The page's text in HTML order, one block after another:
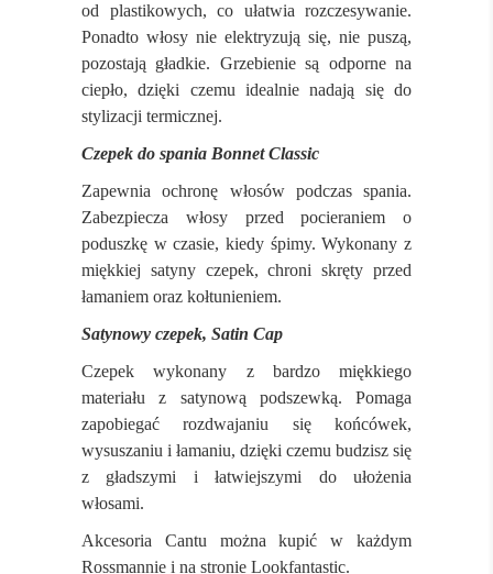
od plastikowych, co ułatwia rozczesywanie.
Ponadto włosy nie elektryzują się, nie puszą,
pozostają gładkie. Grzebienie są odporne na
ciepło, dzięki czemu idealnie nadają się do
stylizacji termicznej.
Czepek do spania Bonnet Classic
Zapewnia ochronę włosów podczas spania.
Zabezpiecza włosy przed pocieraniem o
poduszkę w czasie, kiedy śpimy. Wykonany z
miękkiej satyny czepek, chroni skręty przed
łamaniem oraz kołtunieniem.
Satynowy czepek, Satin Cap
Czepek wykonany z bardzo miękkiego
materiału z satynową podszewką. Pomaga
zapobiegać rozdwajaniu się końcówek,
wysuszaniu i łamaniu, dzięki czemu budzisz się
z gładszymi i łatwiejszymi do ułożenia
włosami.
Akcesoria Cantu można kupić w każdym
Rossmannie i na stronie Lookfantastic.